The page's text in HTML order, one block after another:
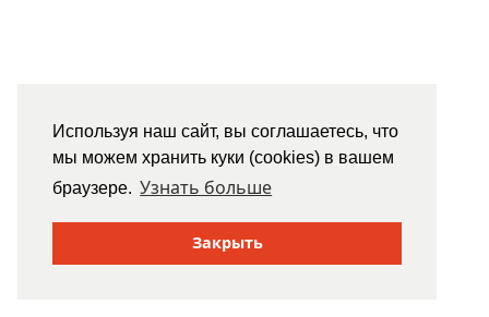
Используя наш сайт, вы соглашаетесь, что
мы можем хранить куки (cookies) в вашем
браузере. Узнать больше
Закрыть